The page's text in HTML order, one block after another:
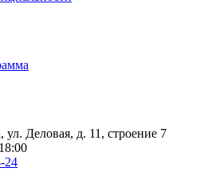
Деловая, д. 11, строение 7
24